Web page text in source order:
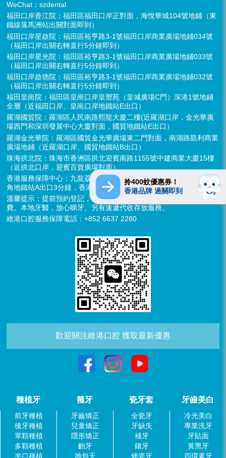
WeChat：szdental
福田口岸香江院：福田區福田口岸正對面，海悅華城104號地鋪（東
鐵線落馬洲站出關對面即到）
福田口岸星啟院：福田區裕亨路3-1號福田口岸商業廣場地鋪034號
（福田口岸出關右轉直行5分鐘即到）
福田口岸星光院：福田區裕亨路3-1號福田口岸商業廣場地鋪033號
（福田口岸出關右轉直行5分鐘即到）
福田口岸啟德院：福田區裕亨路3-1號福田口岸商業廣場地鋪032號
（福田口岸出關右轉直行5分鐘即到）
福田皇崗院：福田區皇崗口岸皇禦苑（皇城廣場C門）深港1號地鋪
全層（近福田口岸、皇崗口岸地鐵站E出口）
羅湖國貿院：羅湖區人民南路熙龍大廈二樓(近羅湖口岸，金光華廣
場西門和深圳發展中心大廈對面，國貿地鐵站E出口）
羅湖金光華院：羅湖區國貿金光華廣場東二門對面，南湖路凱利商業
廣場地鋪（近羅湖口岸、國貿地鐵站B出口）
珠海拱北院：珠海市香洲區拱北迎賓南路1155號中建商業大廈15樓
（近拱北口岸，迎賓百貨廣場對面）
香港服務保障中心：九龍荔枝角長裕街11號定豐中心1306室（荔枝
角地鐵站A出口3分鐘，香港辦公室暫不應診，提供網絡諮詢）
溫馨提示：提前預約登記，X-ray、CT院內檢查免費，3D數字掃描免
費。本地牙醫，放心睇牙。另有速遞代收存放服務。
維港口腔服務保障電話：+852 6637 2280
歡迎關注維港口腔 獲取最新優惠
種植牙
前牙種植
後牙種植
單顆種植
多顆種植
半口種植
箍牙
牙齒矯正
兒童矯正
隱形矯正
齙牙
地包天
瓷牙套
全瓷牙
牙缺失
補牙
鑲牙
烤瓷牙
牙齒美白
冷光美白
專業洗牙
牙貼面
黃黑牙
四環素牙
拎400蚊優惠券！
香港品牌 過關即到